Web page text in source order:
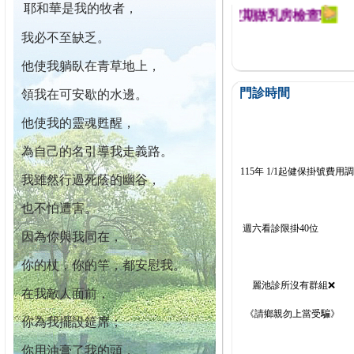
耶和華是我的牧者，
我必不至缺乏。
他使我躺臥在青草地上，
領我在可安歇的水邊。
他使我的靈魂甦醒，
為自己的名引導我走義路。
我雖然行過死蔭的幽谷，
也不怕遭害。
因為你與我同在，
你的杖，你的竿，都安慰我。
在我敵人面前，
你為我擺設筵席；
你用油膏了我的頭，
今已篩檢出1700位乳癌患者,提醒您定期做乳房檢查!
門診時間
115年 1/1起健保掛號費用
週六看診限掛40位
麗池診所沒有群組❌
《請鄉親勿上當受騙》